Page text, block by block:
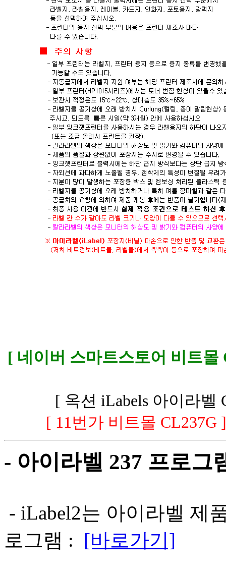
[ 네이버 스마트스토어 비트몰
[ 옥션 iLabels 아이라벨
[ 11번가 비트몰 CL237G ]
- 아이라벨 237 프로그
- iLabel2는 아이라벨 제
로그램 : [바로가기]